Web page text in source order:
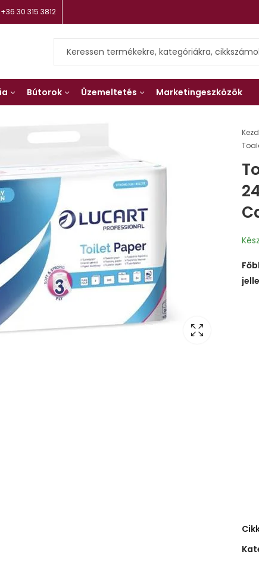
+36 30 315 3812
Bútorok Üzemeltetés Marketingeszközök